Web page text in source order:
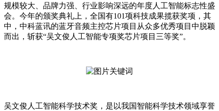
规模较大、品牌力强、行业影响深远的年度人工智能标志性盛
会。今年的颁奖典礼上，全国有101项科技成果揽获奖项，其
中，中科蓝讯的蓝牙音频主控芯片项目从众多优秀项目中脱颖
而出，斩获“吴文俊人工智能专项奖芯片项目三等奖”。
吴文俊人工智能科学技术奖，是以我国智能科学技术领域享誉